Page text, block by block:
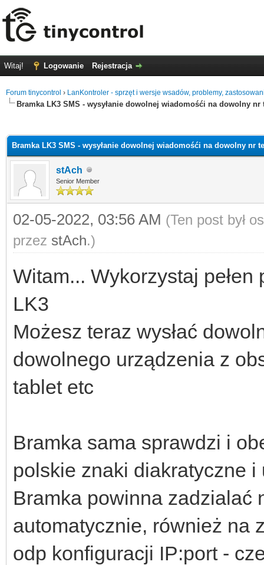
Witaj! Logowanie Rejestracja
Forum tinycontrol › LanKontroler - sprzęt i wersje wsadów, problemy,
Bramka LK3 SMS - wysyłanie dowolnej wiadomośći na dowolny nr
Bramka LK3 SMS - wysyłanie dowolnej wiadomośći na dowolny nr
stAch
Senior Member
02-05-2022, 03:56 AM (Ten post był
przez stAch.)
Witam... Wykorzystaj pełen
LK3
Możesz teraz wysłać
dowolnego urządzenia z
tablet etc
Bramka sama sprawdzi i
polskie znaki diakratyczne
Bramka powinna zadzialać
automatycznie, również na
odp konfiguracji IP:port -